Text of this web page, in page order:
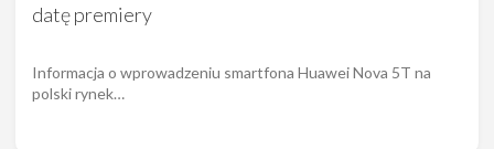
datę premiery
Informacja o wprowadzeniu smartfona Huawei Nova 5T na
polski rynek…